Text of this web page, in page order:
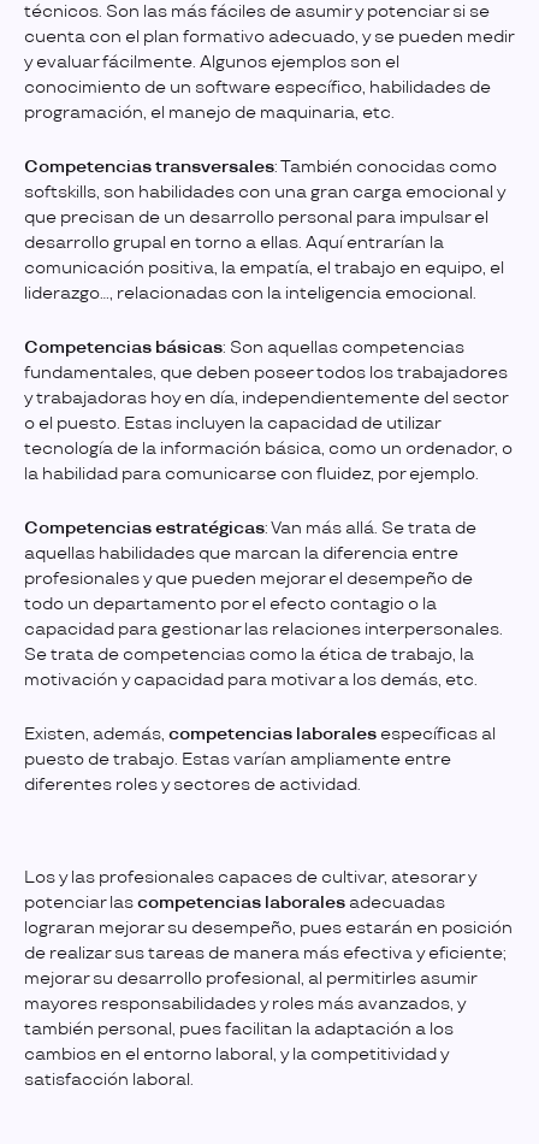
técnicos. Son las más fáciles de asumir y potenciar si se
cuenta con el plan formativo adecuado, y se pueden medir
y evaluar fácilmente. Algunos ejemplos son el
conocimiento de un software específico, habilidades de
programación, el manejo de maquinaria, etc.
Competencias transversales: También conocidas como
softskills, son habilidades con una gran carga emocional y
que precisan de un desarrollo personal para impulsar el
desarrollo grupal en torno a ellas. Aquí entrarían la
comunicación positiva, la empatía, el trabajo en equipo, el
liderazgo…, relacionadas con la inteligencia emocional.
Competencias básicas: Son aquellas competencias
fundamentales, que deben poseer todos los trabajadores
y trabajadoras hoy en día, independientemente del sector
o el puesto. Estas incluyen la capacidad de utilizar
tecnología de la información básica, como un ordenador, o
la habilidad para comunicarse con fluidez, por ejemplo.
Competencias estratégicas: Van más allá. Se trata de
aquellas habilidades que marcan la diferencia entre
profesionales y que pueden mejorar el desempeño de
todo un departamento por el efecto contagio o la
capacidad para gestionar las relaciones interpersonales.
Se trata de competencias como la ética de trabajo, la
motivación y capacidad para motivar a los demás, etc.
Existen, además, competencias laborales específicas al
puesto de trabajo. Estas varían ampliamente entre
diferentes roles y sectores de actividad.
Los y las profesionales capaces de cultivar, atesorar y
potenciar lascompetencias laborales adecuadas
lograran mejorar su desempeño, pues estarán en posición
de realizar sus tareas de manera más efectiva y eficiente;
mejorar su desarrollo profesional, al permitirles asumir
mayores responsabilidades y roles más avanzados, y
también personal, pues facilitan la adaptación a los
cambios en el entorno laboral, y la competitividad y
satisfacción laboral.